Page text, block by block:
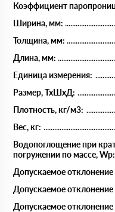
Коэффициент
Ширина, мм:
Толщина, мм:
Длина, мм:
Единица измерения:
Размер, ТхШхД:
Плотность, кг/м3:
Вес, кг:
Водопоглощение при
погружении по массе, Wp:
Допускаемое
Допускаемое
Допускаемое